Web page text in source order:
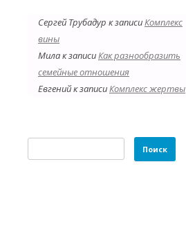
Сергей Трубадур к записиКомплекс
вины
Милак записиКак разнообразить
семейные отношения
Евгенийк записиКомплекс жертвы
Найти: